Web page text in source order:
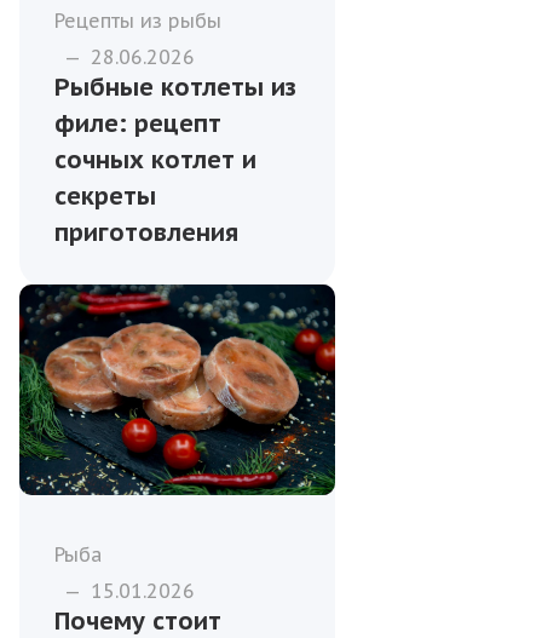
Рецепты из рыбы
— 28.06.2026
Рыбные котлеты из
филе: рецепт
сочных котлет и
секреты
приготовления
Рыба
— 15.01.2026
Почему стоит